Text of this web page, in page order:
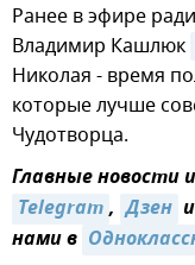
Ранее в эфире
Владимир Кашлюк
Николая - время
которые лучше
Чудотворца.
Главные новости
Telegram, Дзен и
нами в